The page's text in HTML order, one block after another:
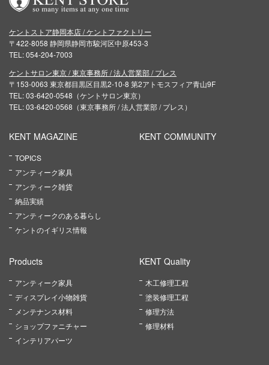
ケントストア静岡本店 / ケントファクトリー
〒422-8058 静岡県静岡市駿河区中原453-3
TEL: 054-204-7003
ケントサロン東京 / 東京事務所 / 法人営業部 / プレス
〒153-0063 東京都目黒区目黒2-10-8 第2アトモスフィア青山9F
TEL: 03-6420-0548（ケントサロン東京）
TEL: 03-6420-0568（東京事務所 / 法人営業部 / プレス）
KENT MAGAZINE
TOPICS
アンティーク家具
アンティーク雑貨
納品実績
アンティークのある暮らし
ケントのイギリス情報
KENT COMMUNITY
Products
アンティーク家具
ディスプレイ小物雑貨
メンテナンス材料
ショップファニチャー
インテリアパーツ
KENT Quality
木工修理工程
塗装修理工程
修理方法
修理材料